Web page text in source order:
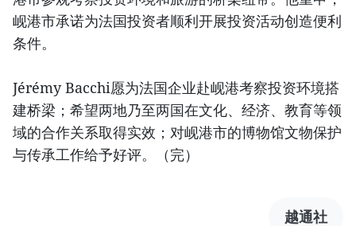
岘港市承诺为法国投资者顺利开展投资活动创造便利
条件。
Jérémy Bacchi愿为法国企业赴岘港考察投资环境搭
建桥梁；希望两地乃至两国在文化、经济、教育等领
域的合作关系取得实效；对岘港市的博物馆文物保护
与传承工作给予好评。（完）
越通社